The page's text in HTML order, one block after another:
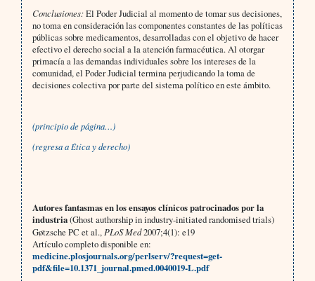
Conclusiones:El Poder Judicial al momento de tomar sus decisiones,
no toma en consideración las componentes constantes de las políticas
públicas sobre medicamentos, desarrolladas con el objetivo de hacer
efectivo el derecho social a la atención farmacéutica. Al otorgar
primacía a las demandas individuales sobre los intereses de la
comunidad, el Poder Judicial termina perjudicando la toma de
decisiones colectiva por parte del sistema político en este ámbito.
(principio de página…)
(regresa a Ética y derecho)
Autores fantasmas en los ensayos clínicos patrocinados por la
industria(Ghost authorship in industry-initiated randomised trials)
Gøtzsche PC et al., PLoS Med2007;4(1): e19
Artículo completo disponible en:
medicine.plosjournals.org/perlserv/?request=get-
pdf&file=10.1371_journal.pmed.0040019-L.pdf